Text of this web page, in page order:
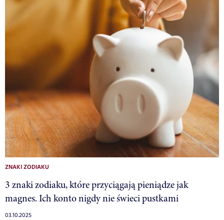
ZNAKI ZODIAKU
3 znaki zodiaku, które przyciągają pieniądze jak
magnes. Ich konto nigdy nie świeci pustkami
03.10.2025